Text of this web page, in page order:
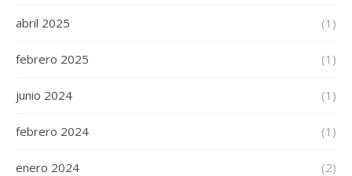
abril 2025 (1)
febrero 2025 (1)
junio 2024 (1)
febrero 2024 (1)
enero 2024 (2)